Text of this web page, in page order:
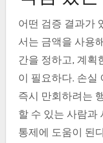
어떤 검증 결과가
서는 금액을 사용
간을 정하고, 계획
이 필요하다. 손실
즉시 만회하려는
할 수 있는 사람과
통제에 도움이 된